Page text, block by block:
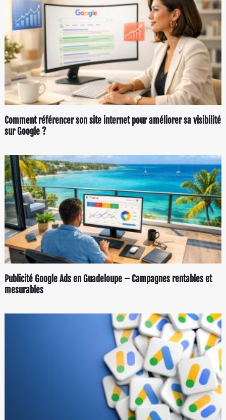
Comment référencer son site internet pour améliorer sa visibilité
sur Google ?
Publicité Google Ads en Guadeloupe – Campagnes rentables et
mesurables